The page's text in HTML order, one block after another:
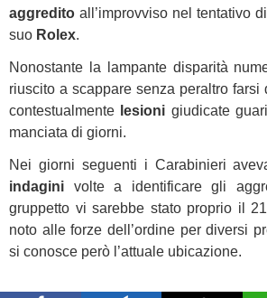
aggredito all’improvviso nel tentativo
suo Rolex.
Nonostante la lampante disparità
riuscito a scappare senza peraltro farsi
contestualmente lesioni giudicate
manciata di giorni.
Nei giorni seguenti i Carabinieri
indagini volte a identificare gli
gruppetto vi sarebbe stato proprio il
noto alle forze dell’ordine per diversi
si conosce però l’attuale ubicazione.